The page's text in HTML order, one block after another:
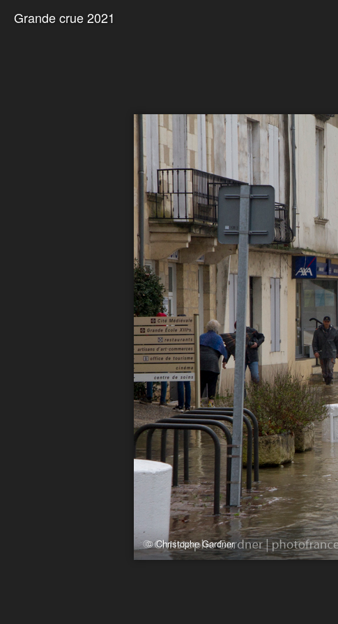
Grande crue 2021
© Christophe Gardner